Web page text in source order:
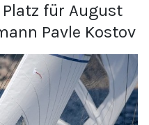
für August
Pavle Kostov